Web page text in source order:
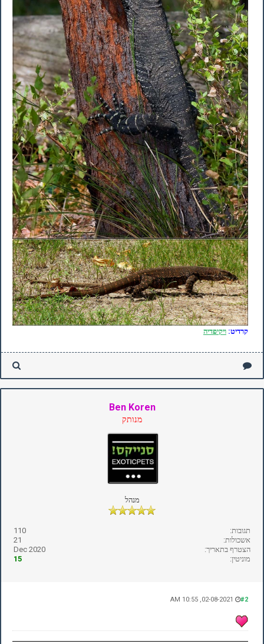
קרדיט: ויקיפדיה
Ben Koren
מנותק
מנהל
תגובות:
110
אשכולות:
21
הצטרף בתאריך:
Dec 2020
מוניטין:
15
#2